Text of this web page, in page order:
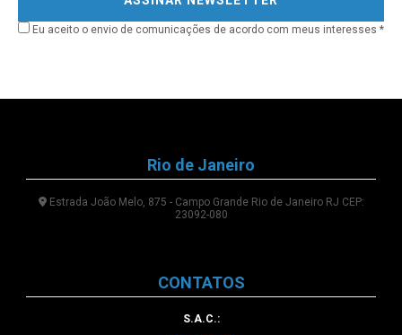
Eu aceito o envio de comunicações de acordo com meus interesses *
Rio de Janeiro
Estrada João Melo, 875 - Campo Grande Rio de Janeiro RJ CEP:
23092-080
CONTATOS
S.A.C.: